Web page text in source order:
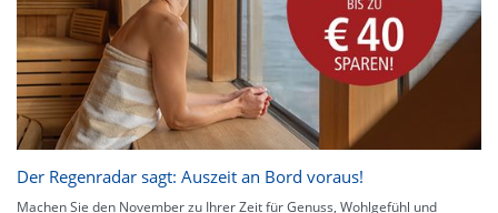
Der Regenradar sagt: Auszeit an Bord voraus!
Machen Sie den November zu Ihrer Zeit für Genuss, Wohlgefühl und